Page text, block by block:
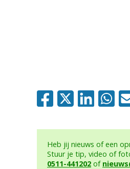
Heb jij nieuws of een
Stuur je tip, video of
0511-441202 of